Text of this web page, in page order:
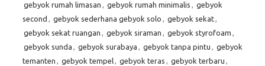
gebyok rumah limasan , gebyok rumah minimalis , gebyok
second , gebyok sederhana gebyok solo , gebyok sekat,
gebyok sekat ruangan , gebyok siraman , gebyok styrofoam ,
gebyok sunda , gebyok surabaya , gebyok tanpa pintu , gebyok
temanten , gebyok tempel, gebyok teras , gebyok terbaru ,